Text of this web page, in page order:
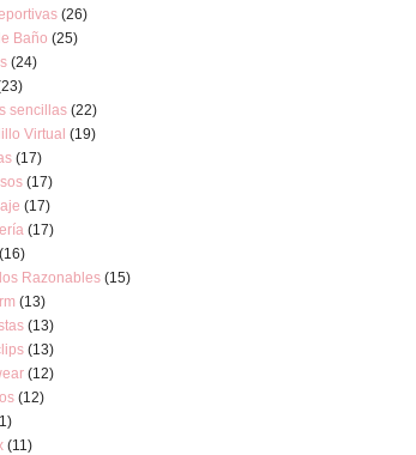
(26)
Baño (25)
(24)
sencillas (22)
Virtual (19)
(17)
(17)
(17)
(17)
(16)
Razonables (15)
(13)
(13)
(13)
(12)
(12)
(11)